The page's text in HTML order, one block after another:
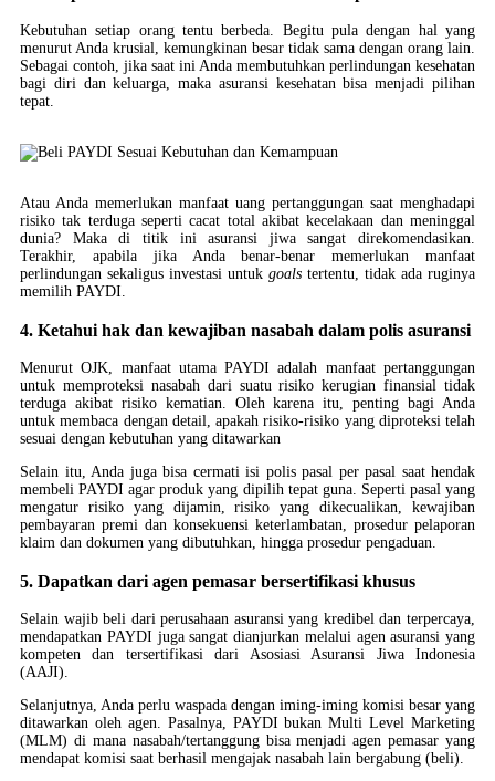
Kebutuhan setiap orang tentu berbeda. Begitu pula dengan hal yang
menurut Anda krusial, kemungkinan besar tidak sama dengan orang lain.
Sebagai contoh, jika saat ini Anda membutuhkan perlindungan kesehatan
bagi diri dan keluarga, maka asuransi kesehatan bisa menjadi pilihan
tepat.
Atau Anda memerlukan manfaat uang pertanggungan saat menghadapi
risiko tak terduga seperti cacat total akibat kecelakaan dan meninggal
dunia? Maka di titik ini asuransi jiwa sangat direkomendasikan.
Terakhir, apabila jika Anda benar-benar memerlukan manfaat
perlindungan sekaligus investasi untuk goals tertentu, tidak ada ruginya
memilih PAYDI.
4. Ketahui hak dan kewajiban nasabah dalam polis asuransi
Menurut OJK, manfaat utama PAYDI adalah manfaat pertanggungan
untuk memproteksi nasabah dari suatu risiko kerugian finansial tidak
terduga akibat risiko kematian. Oleh karena itu, penting bagi Anda
untuk membaca dengan detail, apakah risiko-risiko yang diproteksi telah
sesuai dengan kebutuhan yang ditawarkan
Selain itu, Anda juga bisa cermati isi polis pasal per pasal saat hendak
membeli PAYDI agar produk yang dipilih tepat guna. Seperti pasal yang
mengatur risiko yang dijamin, risiko yang dikecualikan, kewajiban
pembayaran premi dan konsekuensi keterlambatan, prosedur pelaporan
klaim dan dokumen yang dibutuhkan, hingga prosedur pengaduan.
5. Dapatkan dari agen pemasar bersertifikasi khusus
Selain wajib beli dari perusahaan asuransi yang kredibel dan terpercaya,
mendapatkan PAYDI juga sangat dianjurkan melalui agen asuransi yang
kompeten dan tersertifikasi dari Asosiasi Asuransi Jiwa Indonesia
(AAJI).
Selanjutnya, Anda perlu waspada dengan iming-iming komisi besar yang
ditawarkan oleh agen. Pasalnya, PAYDI bukan Multi Level Marketing
(MLM) di mana nasabah/tertanggung bisa menjadi agen pemasar yang
mendapat komisi saat berhasil mengajak nasabah lain bergabung (beli).